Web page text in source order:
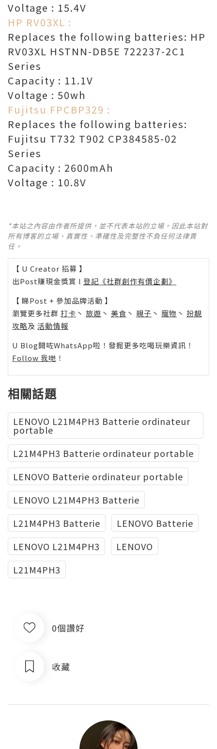
Voltage : 15.4V
HP RV03XL :
Replaces the following batteries: HP
RV03XL HSTNN-DB5E 722237-2C1
Series
Capacity : 11.1V
Voltage : 50wh
Fujitsu FPCBP329 :
Replaces the following batteries:
Fujitsu T732 T902 CP384585-02
Series
Capacity : 2600mAh
Voltage : 10.8V
*本站之內容由作者所提供，並不代表本站的立場。因此本站對
所有博客的立場、真實性、準確性及完整性不負任何法律責
任。
【 U Creator 招募 】
出Post賺現金獎賞 l 登記《社群創作有價企劃》
【 睇Post + 參加品牌活動 】
瀏覽更多社群 打卡 丶 旅遊 丶 美食 丶 親子 丶 寵物 丶 扮靚
攻略及 活動情報
U Blog開咗WhatsApp啦！發掘更多吃喝玩樂資訊！
Follow 我哋 ！
相關話題
LENOVO L21M4PH3 Batterie ordinateur
portable
L21M4PH3 Batterie ordinateur portable
LENOVO Batterie ordinateur portable
LENOVO L21M4PH3 Batterie
L21M4PH3 Batterie
LENOVO Batterie
LENOVO L21M4PH3
LENOVO
L21M4PH3
0個讚好
收藏